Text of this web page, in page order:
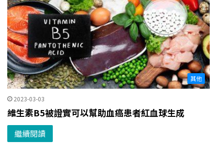
其他
2023-03-03
維生素B5被證實可以幫助血癌患者紅血球生成
繼續閱讀